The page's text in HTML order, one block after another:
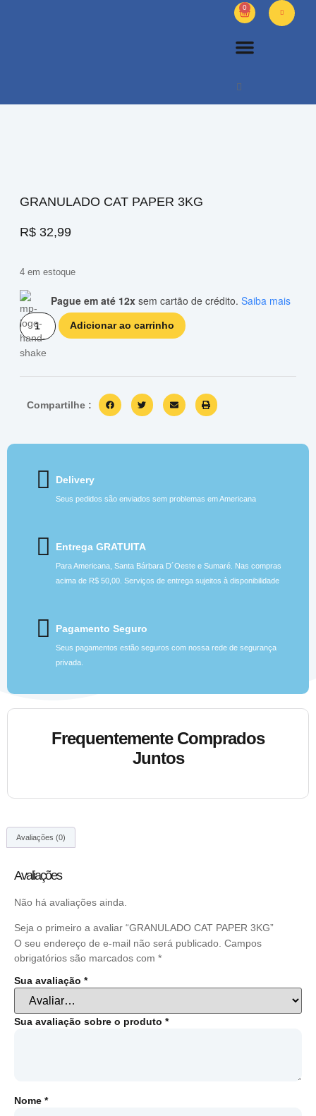
0
GRANULADO CAT PAPER 3KG
R$ 32,99
4 em estoque
Pague em até 12x sem cartão de crédito. Saiba mais
Adicionar ao carrinho
Compartilhe :
Delivery
Seus pedidos são enviados sem problemas em Americana
Entrega GRATUITA
Para Americana, Santa Bárbara D´Oeste e Sumaré. Nas compras
acima de R$ 50,00. Serviços de entrega sujeitos à disponibilidade
Pagamento Seguro
Seus pagamentos estão seguros com nossa rede de segurança
privada.
Frequentemente Comprados
Juntos
Avaliações (0)
Avaliações
Não há avaliações ainda.
Seja o primeiro a avaliar “GRANULADO CAT PAPER 3KG”
O seu endereço de e-mail não será publicado. Campos
obrigatórios são marcados com *
Sua avaliação *
Sua avaliação sobre o produto *
Nome *